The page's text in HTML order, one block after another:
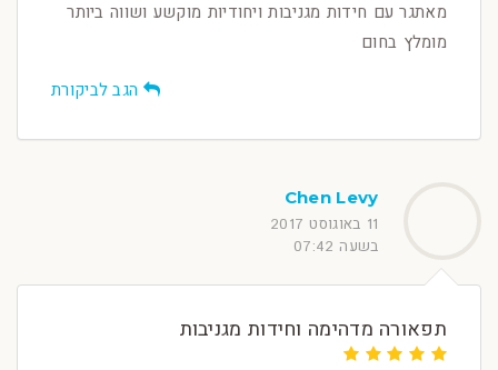
מאתגר עם חידות מגניבות ויחודיות מוקשע ושווה ביותר
מומלץ בחום
הגב לביקורת
Chen Levy
11 באוגוסט 2017
בשעה 07:42
תפאורה מדהימה וחידות מגניבות